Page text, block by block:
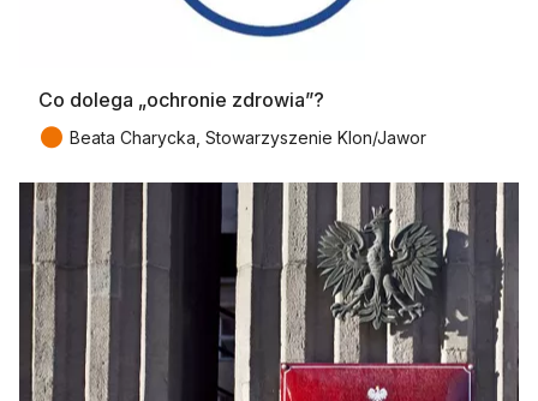
Co dolega „ochronie zdrowia”?
● Beata Charycka, Stowarzyszenie Klon/Jawor